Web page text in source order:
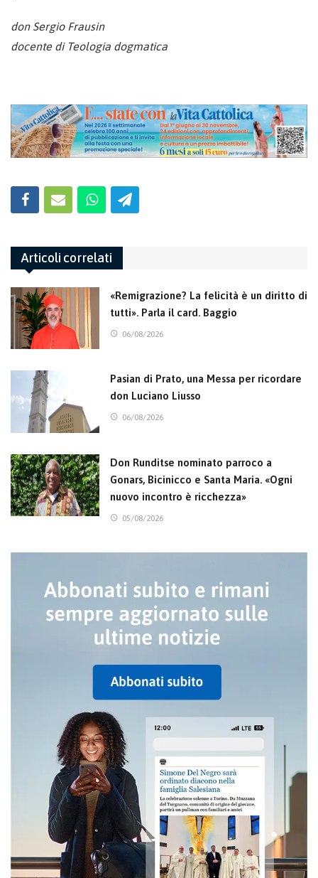
don Sergio Frausin
docente di Teologia dogmatica
Articoli correlati
«Remigrazione? La felicità è un diritto di
tutti». Parla il card. Baggio
06/08/2026
Pasian di Prato, una Messa per ricordare
don Luciano Liusso
06/08/2026
Don Runditse nominato parroco a
Gonars, Bicinicco e Santa Maria. «Ogni
nuovo incontro è ricchezza»
05/08/2026